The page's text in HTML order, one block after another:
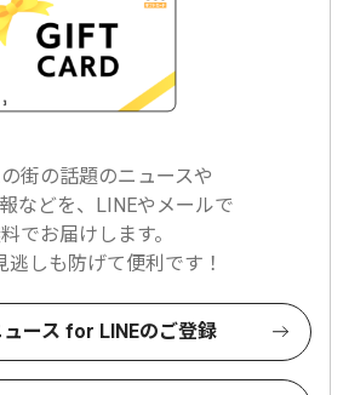
街の話題のニュースや
などを、LINEやメールで
でお届けします。
逃しも防げて便利です！
ース for LINEのご登録